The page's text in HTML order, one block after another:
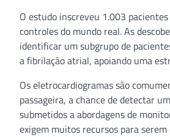
O estudo inscreveu 1.003
controles do mundo real. As
identificar um subgrupo de
a fibrilação atrial, apoiando uma
Os eletrocardiogramas são
passageira, a chance de detectar
submetidos a abordagens de
exigem muitos recursos para